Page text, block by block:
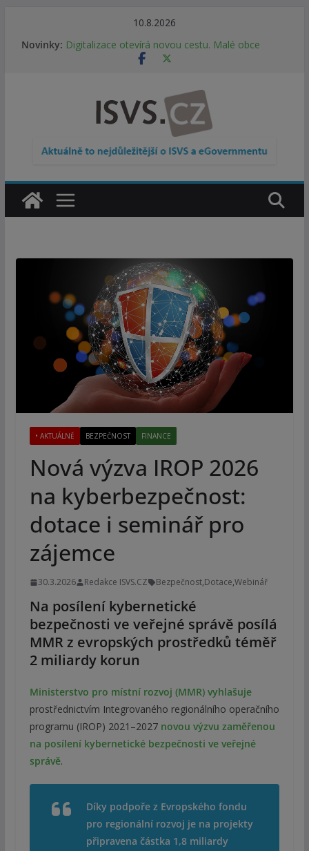
10.8.2026
Novinky: Digitalizace otevírá novou cestu. Malé obce
nemusí zanikat, mohou více spolupracovat
DIA: Informační systém dlouhodobého řízení
(ISDŘ) je od července v plném provozu
RVIS – Výbor pro architekturu a řízení ICT
zveřejnil materiály z nového jednání
Informace o obcích vždy po ruce. SMS ČR spouští
• AKTUÁLNĚ BEZPEČNOST FINANCE
Nová výzva IROP 2026
na kyberbezpečnost:
dotace i seminář pro
zájemce
30.3.2026 Redakce ISVS.CZ Bezpečnost,Dotace,Webinář
Na posílení kybernetické
bezpečnosti ve veřejné správě posílá
MMR z evropských prostředků téměř
2 miliardy korun
Ministerstvo pro místní rozvoj (MMR) vyhlašuje
prostřednictvím Integrovaného regionálního operačního
programu (IROP) 2021–2027 novou výzvu zaměřenou
na posílení kybernetické bezpečnosti ve veřejné
správě.
Díky podpoře z Evropského fondu
pro regionální rozvoj je na projekty
připravena částka 1,8 miliardy